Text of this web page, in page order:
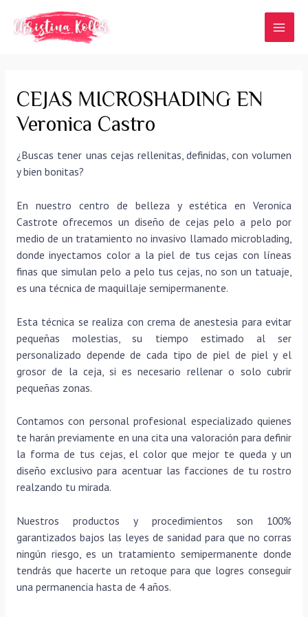
contenido
CEJAS MICROSHADING EN
Veronica Castro
¿Buscas tener unas cejas rellenitas, definidas, con volumen
y bien bonitas?
En nuestro centro de belleza y estética en Veronica
Castrote ofrecemos un diseño de cejas pelo a pelo por
medio de un tratamiento no invasivo llamado microblading,
donde inyectamos color a la piel de tus cejas con líneas
finas que simulan pelo a pelo tus cejas, no son un tatuaje,
es una técnica de maquillaje semipermanente.
Esta técnica se realiza con crema de anestesia para evitar
pequeñas molestias, su tiempo estimado al ser
personalizado depende de cada tipo de piel de piel y el
grosor de la ceja, si es necesario rellenar o solo cubrir
pequeñas zonas.
Contamos con personal profesional especializado quienes
te harán previamente en una cita una valoración para definir
la forma de tus cejas, el color que mejor te queda y un
diseño exclusivo para acentuar las facciones de tu rostro
realzando tu mirada.
Nuestros productos y procedimientos son 100%
garantizados bajos las leyes de sanidad para que no corras
ningún riesgo, es un tratamiento semipermanente donde
tendrás que hacerte un retoque para que logres conseguir
una permanencia hasta de 4 años.